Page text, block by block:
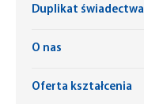
Duplikat świadectwa
O nas
Oferta kształcenia